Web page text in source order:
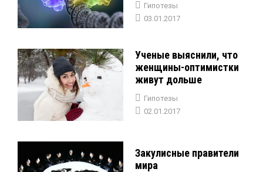
Гипотезы
03.01.2017
Ученые выяснили, что
женщины-оптимистки
живут дольше
Гипотезы
02.01.2017
Закулисные правители
мира